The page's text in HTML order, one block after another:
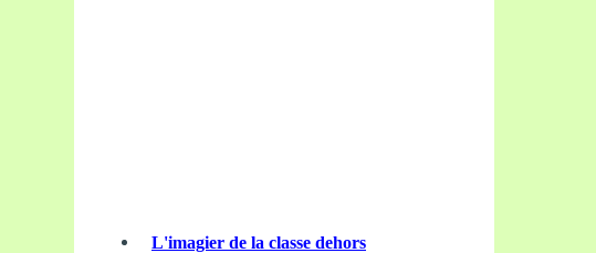
L'imagier de la classe dehors